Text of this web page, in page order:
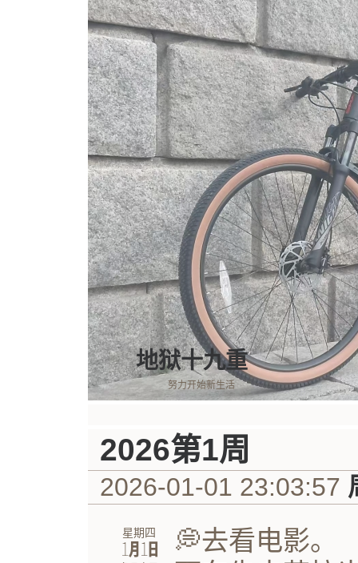
地狱十九重
努力开始新生活
2026第1周
2026-01-01 23:03:57
星期四
㋀㏠
💭去看电影。